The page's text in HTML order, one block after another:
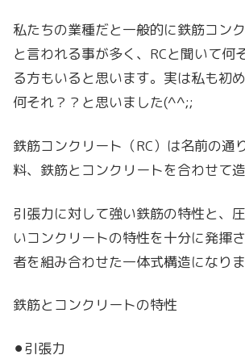
私たちの業種だと一般的に鉄筋コン
と言われる事が多く、RCと聞いて何
る方もいると思います。実は私も初
何それ？？と思いました(^^;;
鉄筋コンクリート（RC）は名前の通
料、鉄筋とコンクリートを合わせて造
引張力に対して強い鉄筋の特性と、
いコンクリートの特性を十分に発揮
者を組み合わせた一体式構造になりま
鉄筋とコンクリートの特性
⚫︎引張力